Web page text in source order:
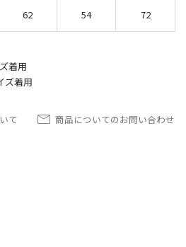
62 54 72
着用
用
て 商品についてのお問い合わせ